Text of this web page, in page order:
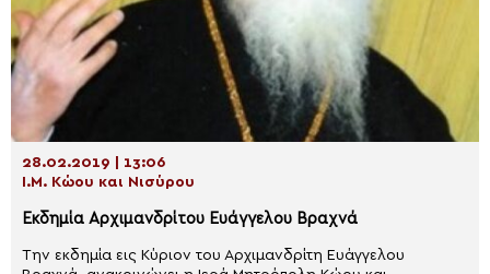
28.02.2019 | 13:06
Ι.Μ. Κώου και Νισύρου
Εκδημία Αρχιμανδρίτου Ευάγγελου Βραχνά
Την εκδημία εις Κύριον του Αρχιμανδρίτη Ευάγγελου